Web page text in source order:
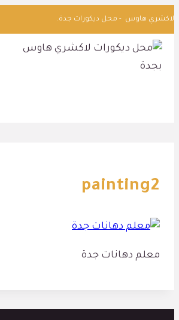
التجاوز
إلى
المحتوى
لاكشري هاوس - محل ديكورات جدة.
painting2
معلم دهانات جدة